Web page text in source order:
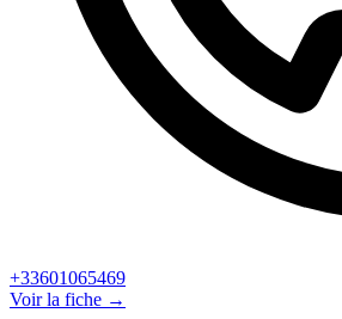
+33601065469
Voir la fiche →